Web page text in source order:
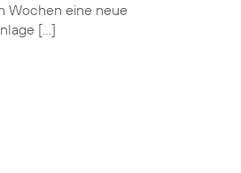
Wochen eine neue
[…]